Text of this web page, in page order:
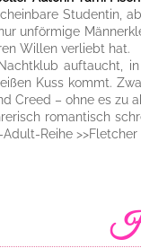
Studentin,
unförmige
Willen verliebt hat.
auftaucht,
Kuss kommt.
Creed – ohne es zu
romantisch
Reihe